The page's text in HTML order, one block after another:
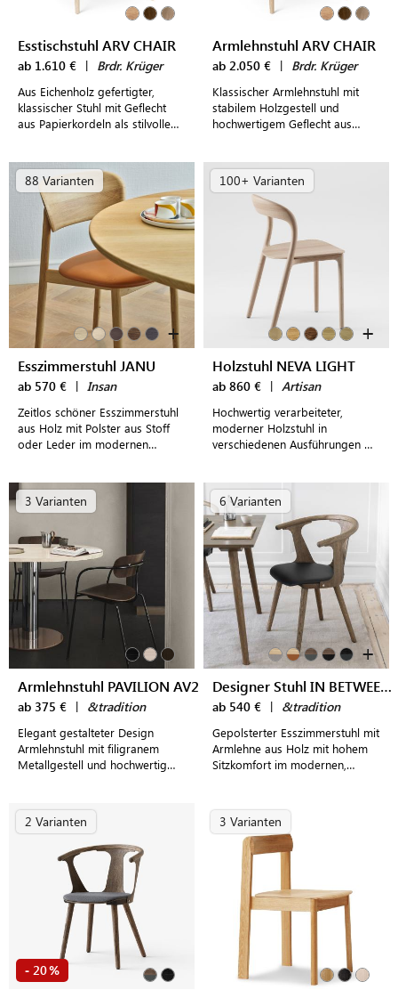
Esstischstuhl ARV CHAIR
ab 1.610 € | Brdr. Krüger
Aus Eichenholz gefertigter,
klassischer Stuhl mit Geflecht
aus Papierkordeln als stilvolle
Armlehnstuhl ARV CHAIR
ab 2.050 € | Brdr. Krüger
Klassischer Armlehnstuhl mit
stabilem Holzgestell und
hochwertigem Geflecht aus
Restaurants
88 Varianten
+
Esszimmerstuhl JANU
ab 570 € | Insan
Zeitlos schöner Esszimmerstuhl
aus Holz mit Polster aus Stoff
oder Leder im modernen
100+ Varianten
+
Holzstuhl NEVA LIGHT
ab 860 € | Artisan
Hochwertig verarbeiteter,
moderner Holzstuhl in
verschiedenen Ausführungen mit
3 Varianten
Armlehnstuhl PAVILION AV2
ab 375 € | &tradition
Elegant gestalteter Design
Armlehnstuhl mit filigranem
Metallgestell und hochwertig
6 Varianten
+
Designer Stuhl IN BETWEEN SK2
ab 540 € | &tradition
Gepolsterter Esszimmerstuhl mit
Armlehne aus Holz mit hohem
Sitzkomfort im modernen,
2 Varianten
- 20%
3 Varianten